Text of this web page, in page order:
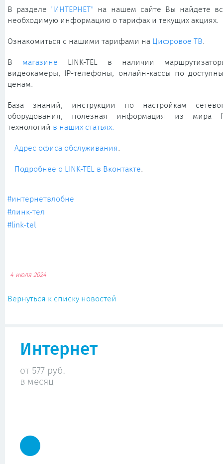
В разделе "ИНТЕРНЕТ" на нашем сайте Вы найдете
необходимую информацию о тарифах и текущих акциях.
Ознакомиться с нашими тарифами на Цифровое ТВ
В магазине LINK-TEL в наличии
видеокамеры, IP-телефоны, онлайн-кассы по
ценам.
База знаний, инструкции по настройкам
оборудования, полезная информация из мира
технологий в наших статьях.
Адрес офиса обслуживания
Подробнее о LINK-TEL в Вконтакте
#интернетвлобне
#линк-тел
#link-tel
4 июля 2024
Вернуться к списку новостей
Интернет
от 577 руб.
в месяц